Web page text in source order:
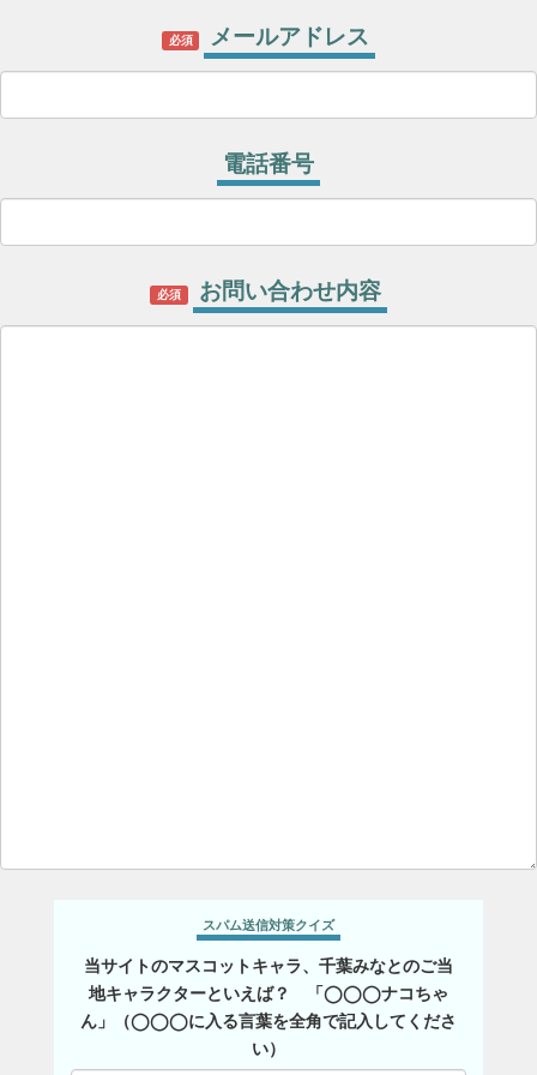
必須 メールアドレス
電話番号
必須 お問い合わせ内容
スパム送信対策クイズ
当サイトのマスコットキャラ、千葉みなとのご当
地キャラクターといえば？ 「◯◯◯ナコちゃ
ん」（◯◯◯に入る言葉を全角で記入してくださ
い）